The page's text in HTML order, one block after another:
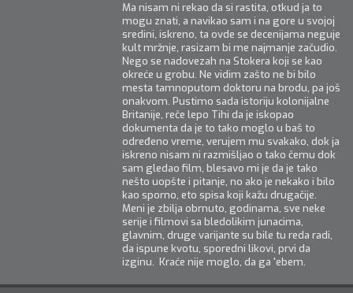
Ma nisam ni rekao da si rastita, otkud ja to
mogu znati, a navikao sam i na gore u svojoj
sredini, iskreno, ta ovde se decenijama neguje
kult mržnje, rasizam bi me najmanje začudio.
Nego se nadovezah na Stokera koji se kao
okreće u grobu. Ne vidim zašto ne bi bilo
mesta tamnoputom doktoru na brodu, pa još
onakvom. Pustimo sada istoriju kolonijalne
Britanije, reče lepo Tihi da je iskopao
dokumenta da je to tako moglo u baš to
određeno vreme, verujem mu svakako, dok ja
iskreno nisam ni razmišljao o tako čemu dok
sam gledao film, blesavo mi je da je tako
nešto uopšte i pitanje, no ako je nekako i bilo
kao sporno, eto spisa koji kažu drugačije.
Meni je zbilja obrnuto, godinama, sve neke
serije i filmovi sa bledolikim junacima,
glavnim, druge varijante su bile tu reda radi,
da ispune kvotu, sporedni likovi, prvi da
izginu. Kraće nije moglo, da ga 'ebem.